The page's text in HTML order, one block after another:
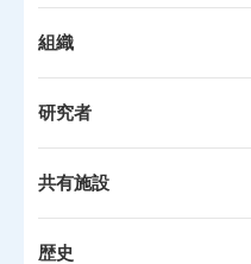
組織
研究者
共有施設
歴史